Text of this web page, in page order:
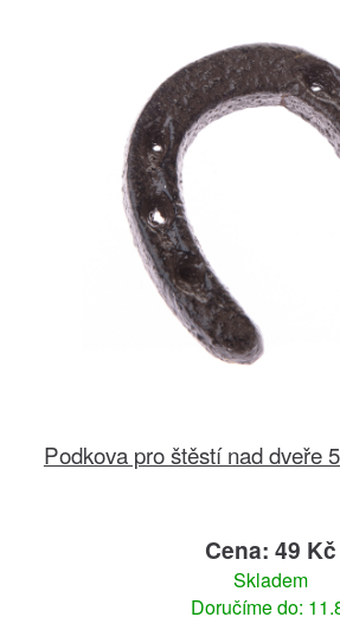
Podkova pro štěstí nad dveře
Cena: 49 Kč
Skladem
Doručíme do: